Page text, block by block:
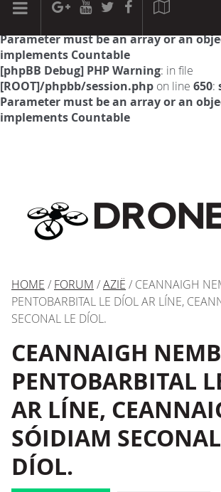
[phpBB Debug] PHP Warning: in file
Parameter must be an array or an
implements Countable
[phpBB Debug] PHP Warning: in file
[ROOT]/phpbb/session.php on line 650:
Parameter must be an array or an
implements Countable
HOME / FORUM /AZIË / CEANNAIGH
PENTOBARBITAL LE DÍOL AR LÍNE,
SECONAL LE DÍOL.
CEANNAIGH
PENTOBARBITAL
AR LÍNE,
SÓIDIAM
DÍOL.